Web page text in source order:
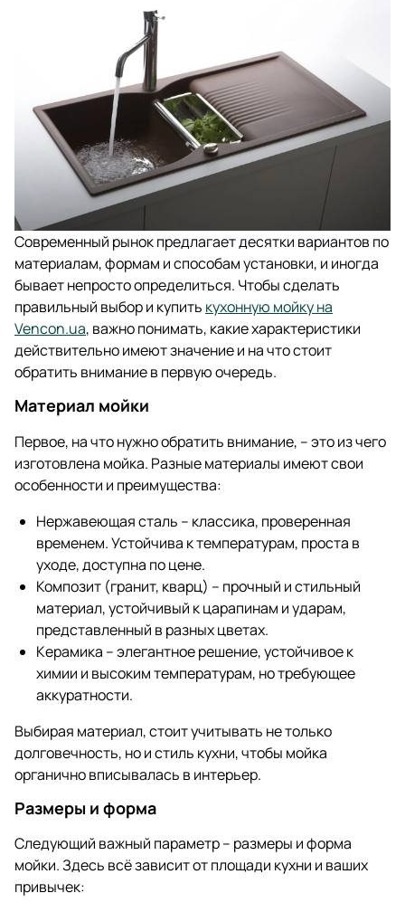
Современный рынок предлагает десятки вариантов по
материалам, формам и способам установки, и иногда
бывает непросто определиться. Чтобы сделать
правильный выбор и купить кухонную мойку на
Vencon.ua, важно понимать, какие характеристики
действительно имеют значение и на что стоит
обратить внимание в первую очередь.
Материал мойки
Первое, на что нужно обратить внимание, – это из чего
изготовлена мойка. Разные материалы имеют свои
особенности и преимущества:
Нержавеющая сталь – классика, проверенная
временем. Устойчива к температурам, проста в
уходе, доступна по цене.
Композит (гранит, кварц) – прочный и стильный
материал, устойчивый к царапинам и ударам,
представленный в разных цветах.
Керамика – элегантное решение, устойчивое к
химии и высоким температурам, но требующее
аккуратности.
Выбирая материал, стоит учитывать не только
долговечность, но и стиль кухни, чтобы мойка
органично вписывалась в интерьер.
Размеры и форма
Следующий важный параметр – размеры и форма
мойки. Здесь всё зависит от площади кухни и ваших
привычек: